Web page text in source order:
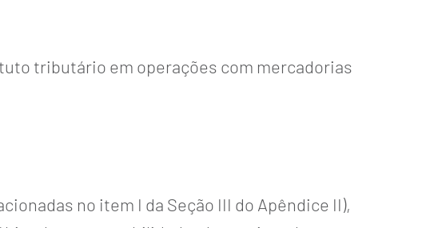
tributário em operações com mercadorias
no item I da Seção III do Apêndice II),